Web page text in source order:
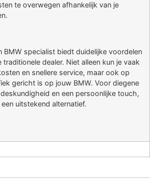
te overwegen afhankelijk van je
BMW specialist biedt duidelijke voordelen
dealer. Niet alleen kun je vaak
en snellere service, maar ook op
gericht is op jouw BMW. Voor diegene
en een persoonlijke touch,
uitstekend alternatief.